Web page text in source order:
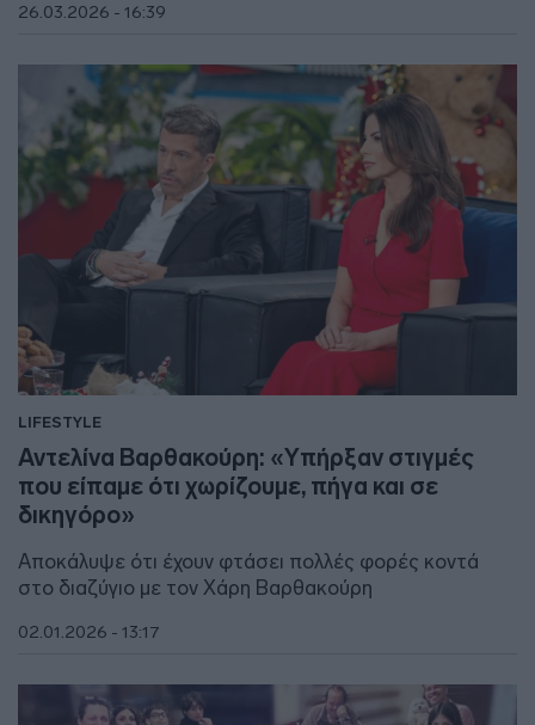
26.03.2026 - 16:39
LIFESTYLE
Αντελίνα Βαρθακούρη: «Υπήρξαν στιγμές
που είπαμε ότι χωρίζουμε, πήγα και σε
δικηγόρο»
Αποκάλυψε ότι έχουν φτάσει πολλές φορές κοντά
στο διαζύγιο με τον Χάρη Βαρθακούρη
02.01.2026 - 13:17